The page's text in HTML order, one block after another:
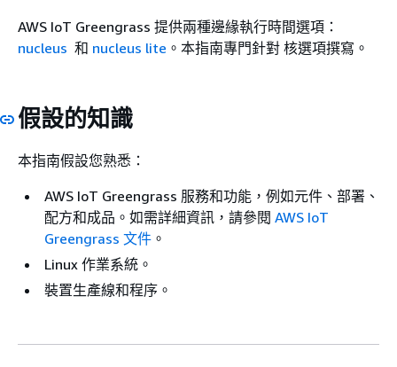
AWS IoT Greengrass 提供兩種邊緣執行時間選項：
nucleus 和 nucleus lite 。本指南專門針對 核選項撰寫。
假設的知識
本指南假設您熟悉：
AWS IoT Greengrass 服務和功能，例如元件、部署、
配方和成品。如需詳細資訊，請參閱 AWS IoT
Greengrass 文件 。
Linux 作業系統。
裝置生產線和程序。